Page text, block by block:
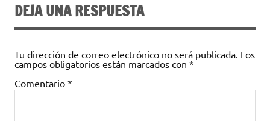
DEJA UNA RESPUESTA
Tu dirección de correo electrónico no será publicada. Los
campos obligatorios están marcados con *
Comentario *